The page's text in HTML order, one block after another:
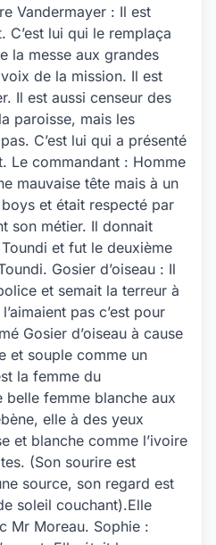
Vandermayer : Il est
C’est lui qui le remplaça
la messe aux grandes
de la mission. Il est
Il est aussi censeur des
paroisse, mais les
C’est lui qui a présenté
Le commandant : Homme
mauvaise tête mais à un
et était respecté par
son métier. Il donnait
et fut le deuxième
Gosier d’oiseau : Il
et semait la terreur à
pas c’est pour
Gosier d’oiseau à cause
et souple comme un
la femme du
belle femme blanche aux
elle à des yeux
et blanche comme l’ivoire
(Son sourire est
source, son regard est
soleil couchant).Elle
Mr Moreau. Sophie :